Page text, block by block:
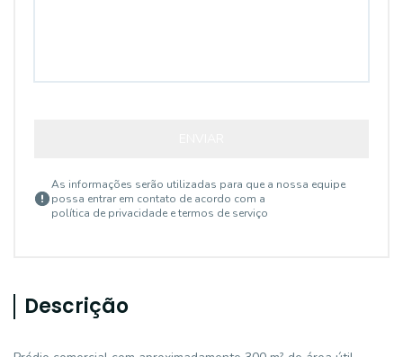
As informações serão utilizadas para que a nossa equipe
possa entrar em contato de acordo com a
política de privacidade e termos de serviço
Descrição